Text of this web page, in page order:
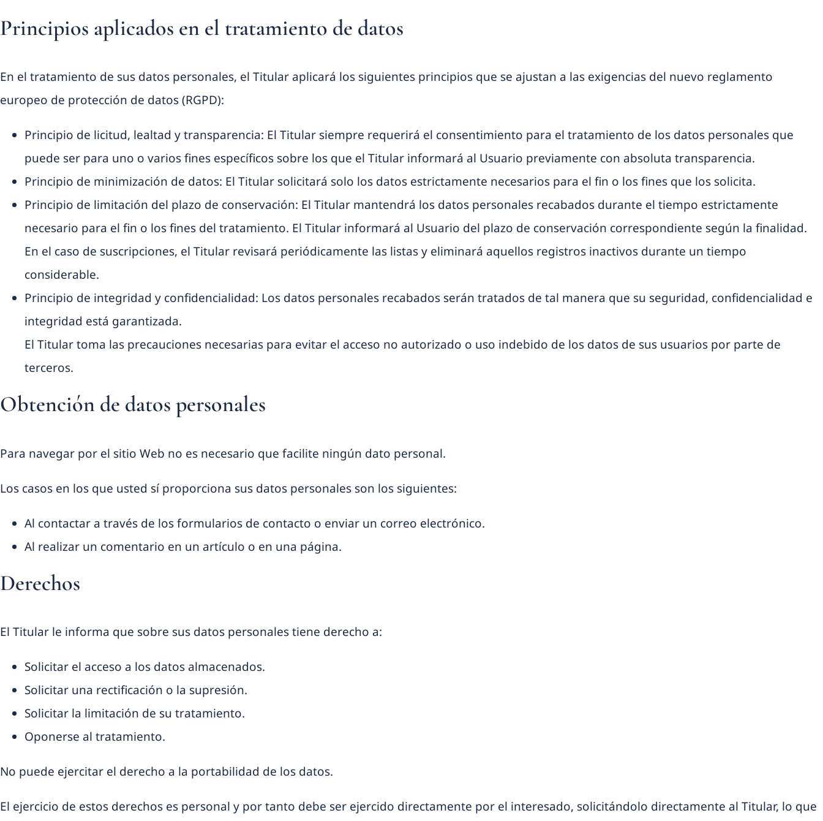
Principios aplicados en el tratamiento de datos
En el tratamiento de sus datos personales, el Titular aplicará los siguientes principios que se ajustan a las exigencias del nuevo reglamento
europeo de protección de datos (RGPD):
Principio de licitud, lealtad y transparencia: El Titular siempre requerirá el consentimiento para el tratamiento de los datos personales que
puede ser para uno o varios fines específicos sobre los que el Titular informará al Usuario previamente con absoluta transparencia.
Principio de minimización de datos: El Titular solicitará solo los datos estrictamente necesarios para el fin o los fines que los solicita.
Principio de limitación del plazo de conservación: El Titular mantendrá los datos personales recabados durante el tiempo estrictamente
necesario para el fin o los fines del tratamiento. El Titular informará al Usuario del plazo de conservación correspondiente según la finalidad.
En el caso de suscripciones, el Titular revisará periódicamente las listas y eliminará aquellos registros inactivos durante un tiempo
considerable.
Principio de integridad y confidencialidad: Los datos personales recabados serán tratados de tal manera que su seguridad, confidencialidad e
integridad está garantizada.
El Titular toma las precauciones necesarias para evitar el acceso no autorizado o uso indebido de los datos de sus usuarios por parte de
terceros.
Obtención de datos personales
Para navegar por el sitio Web no es necesario que facilite ningún dato personal.
Los casos en los que usted sí proporciona sus datos personales son los siguientes:
Al contactar a través de los formularios de contacto o enviar un correo electrónico.
Al realizar un comentario en un artículo o en una página.
Derechos
El Titular le informa que sobre sus datos personales tiene derecho a:
Solicitar el acceso a los datos almacenados.
Solicitar una rectificación o la supresión.
Solicitar la limitación de su tratamiento.
Oponerse al tratamiento.
No puede ejercitar el derecho a la portabilidad de los datos.
El ejercicio de estos derechos es personal y por tanto debe ser ejercido directamente por el interesado, solicitándolo directamente al Titular, lo que